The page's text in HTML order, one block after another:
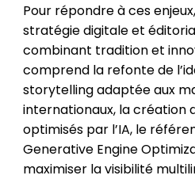
Pour répondre à ces
stratégie digitale et
combinant tradition et
comprend la refonte de
storytelling adaptée aux
internationaux, la création
optimisés par l’IA, le
Generative Engine
maximiser la visibilité